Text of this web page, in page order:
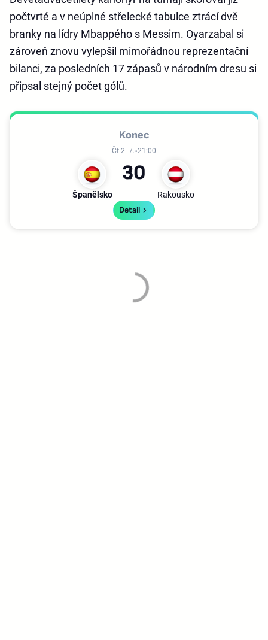
počtvrté a v neúplné střelecké tabulce ztrácí dvě
branky na lídry Mbappého s Messim. Oyarzabal si
zároveň znovu vylepšil mimořádnou reprezentační
bilanci, za posledních 17 zápasů v národním dresu si
připsal stejný počet gólů.
Konec
Čt 2. 7. 21:00
Španělsko
3
Rakousko
0
Detail